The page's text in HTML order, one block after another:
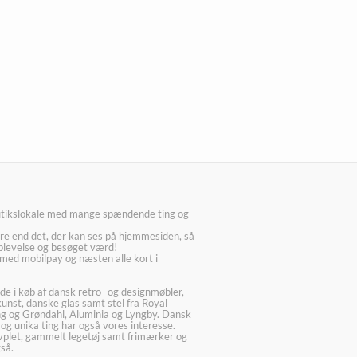
med mange spændende ting og
end det, der kan ses på hjemmesiden, så
og besøget værd!
mobilpay og næsten alle kort i
i køb af dansk retro- og designmøbler,
danske glas samt stel fra Royal
og Grøndahl, Aluminia og Lyngby. Dansk
unika ting har også vores interesse.
gammelt legetøj samt frimærker og